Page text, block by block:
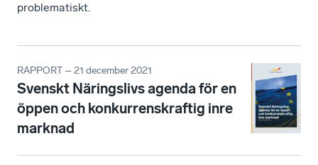
problematiskt.
RAPPORT – 21 december 2021
Svenskt Näringslivs agenda för en
öppen och konkurrenskraftig inre
marknad